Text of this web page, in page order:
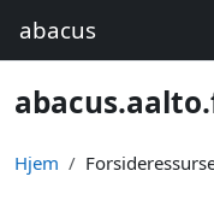
abacus
Hjem